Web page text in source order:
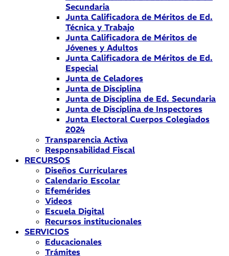
Secundaria
Junta Calificadora de Méritos de Ed.
Técnica y Trabajo
Junta Calificadora de Méritos de
Jóvenes y Adultos
Junta Calificadora de Méritos de Ed.
Especial
Junta de Celadores
Junta de Disciplina
Junta de Disciplina de Ed. Secundaria
Junta de Disciplina de Inspectores
Junta Electoral Cuerpos Colegiados
2024
Transparencia Activa
Responsabilidad Fiscal
RECURSOS
Diseños Curriculares
Calendario Escolar
Efemérides
Videos
Escuela Digital
Recursos institucionales
SERVICIOS
Educacionales
Trámites